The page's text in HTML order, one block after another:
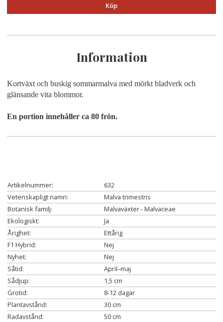
Köp
Information
Kortväxt och buskig sommarmalva med mörkt bladverk och
glänsande vita blommor.
En portion innehåller ca 80 frön.
Artikelnummer:
632
Vetenskapligt namn:
Malva trimestris
Botanisk familj:
Malvaväxter - Malvaceae
Ekologiskt:
Ja
Årighet:
Ettårig
F1 Hybrid:
Nej
Nyhet:
Nej
Såtid:
April–maj
Sådjup:
1,5 cm
Grotid:
8-12 dagar
Plantavstånd:
30 cm
Radavstånd:
50 cm